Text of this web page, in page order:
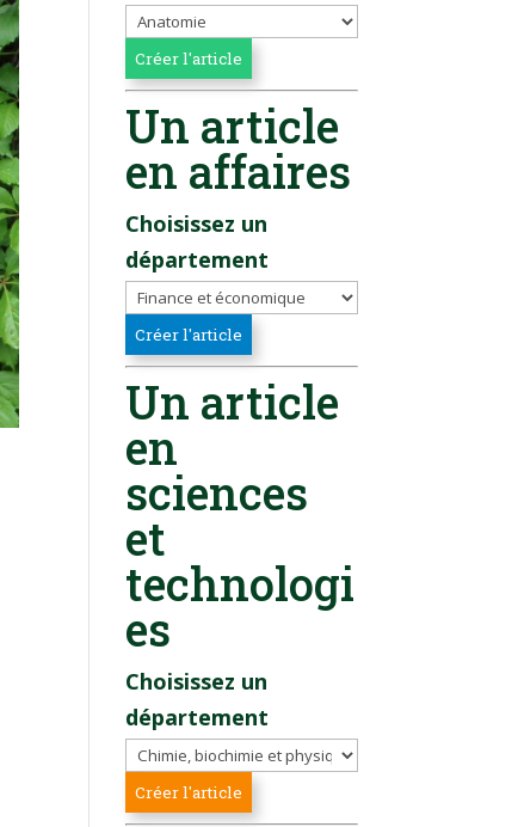
Un article
en affaires
Choisissez un
département
Un article
en
sciences
et
technologi
es
Choisissez un
département